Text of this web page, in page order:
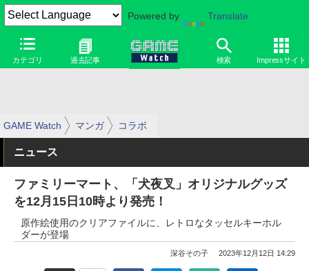
Powered by Translate
カテゴリ 過去記事 検索 Impressサイト
GAME Watch マンガ コラボ
ニュース
ファミリーマート、「犬夜叉」オリジナルグッズ
を12月15日10時より発売！
原作絵使用のクリアファイルに、レトロなタッセルキーホル
ダーが登場
深谷その子 2023年12月12日 14:29